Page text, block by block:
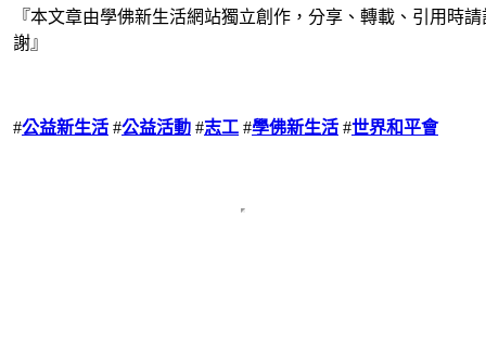
『本文章由學佛新生活網站獨立創作，分享、轉載、引用時
謝』
#公益新生活 #公益活動 #志工 #學佛新生活 #世界和平會